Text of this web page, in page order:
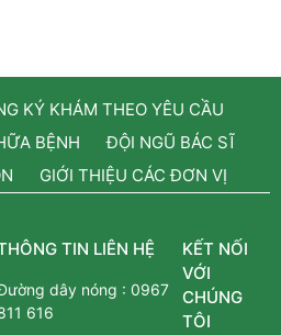
KÝ KHÁM THEO YÊU CẦU
BỆNH
ĐỘI NGŨ BÁC SĨ
GIỚI THIỆU CÁC ĐƠN VỊ
TIN LIÊN HỆ
dây nóng :0967
616
KẾT NỐI
VỚI
CHÚNG
TÔI